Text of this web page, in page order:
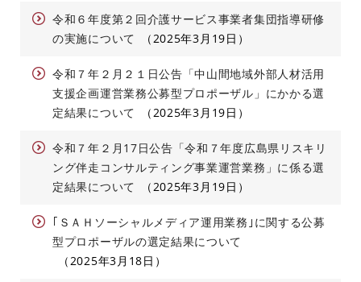
令和６年度第２回介護サービス事業者集団指導研修
の実施について
2025年3月19日
令和７年２月２１日公告「中山間地域外部人材活用
支援企画運営業務公募型プロポーザル」にかかる選
定結果について
2025年3月19日
令和７年２月17日公告「令和７年度広島県リスキリ
ング伴走コンサルティング事業運営業務」に係る選
定結果について
2025年3月19日
｢ＳＡＨソーシャルメディア運用業務｣に関する公募
型プロポーザルの選定結果について
2025年3月18日